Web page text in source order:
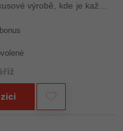
výrobě, kde je každý